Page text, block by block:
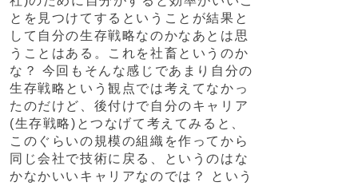
とを見つけてするということが結果と
して自分の生存戦略なのかなあとは思
うことはある。これを社畜というのか
な？ 今回もそんな感じであまり自分の
生存戦略という観点では考えてなかっ
たのだけど、後付けで自分のキャリア
(生存戦略)とつなげて考えてみると、
このぐらいの規模の組織を作ってから
同じ会社で技術に戻る、というのはな
かなかいいキャリアなのでは？ という